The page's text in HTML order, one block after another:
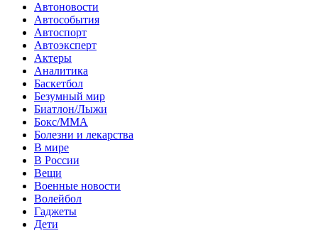
Автоновости
Автособытия
Автоспорт
Автоэксперт
Актеры
Аналитика
Баскетбол
Безумный мир
Биатлон/Лыжи
Бокс/MMA
Болезни и лекарства
В мире
В России
Вещи
Военные новости
Волейбол
Гаджеты
Дети